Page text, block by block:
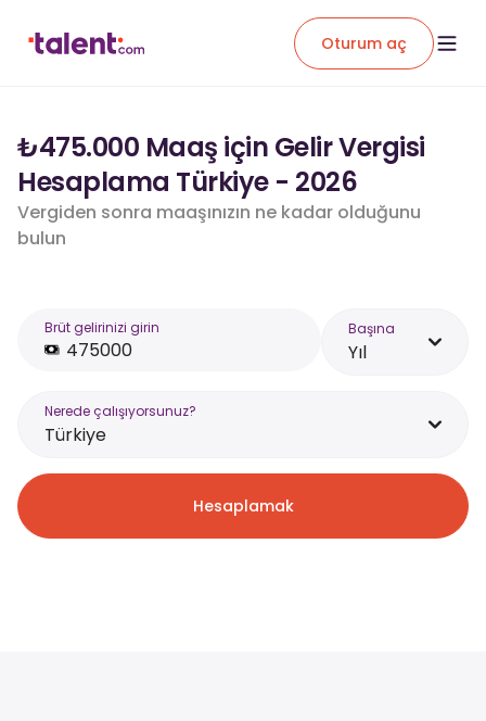
Oturum aç
₺475.000 Maaş için Gelir Vergisi
Hesaplama Türkiye - 2026
Vergiden sonra maaşınızın ne kadar olduğunu
bulun
Brüt gelirinizi girin Başına
Yıl
Nerede çalışıyorsunuz?
Türkiye
Hesaplamak